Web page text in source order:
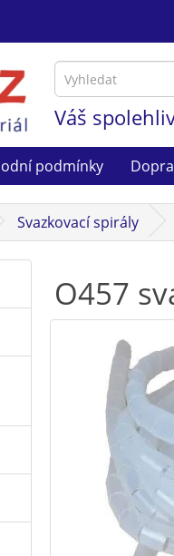
Váš
podmínky
Svazkovací spirály
O457